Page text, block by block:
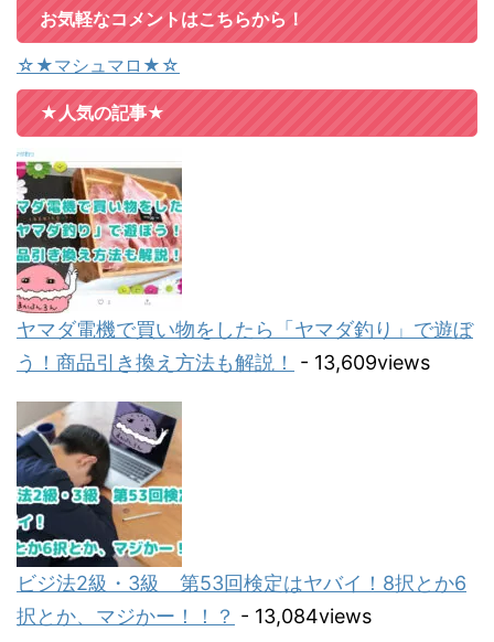
お気軽なコメントはこちらから！
☆★マシュマロ★☆
★人気の記事★
ヤマダ電機で買い物をしたら「ヤマダ釣り」で遊ぼ
う！商品引き換え方法も解説！
- 13,609views
ビジ法2級・3級 第53回検定はヤバイ！8択とか6
択とか、マジかー！！？ - 13,084views